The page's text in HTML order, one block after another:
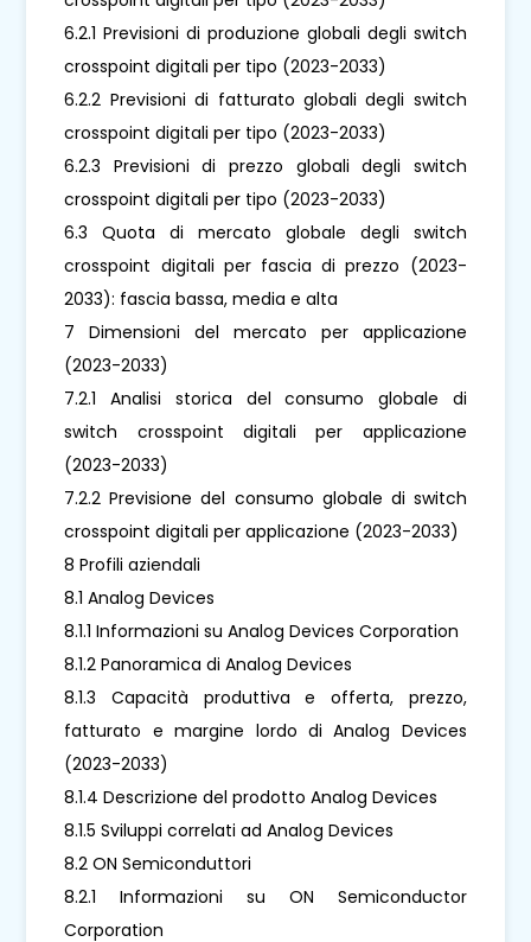
6.2.1 Previsioni di produzione globali degli switch
crosspoint digitali per tipo (2023-2033)
6.2.2 Previsioni di fatturato globali degli switch
crosspoint digitali per tipo (2023-2033)
6.2.3 Previsioni di prezzo globali degli switch
crosspoint digitali per tipo (2023-2033)
6.3 Quota di mercato globale degli switch
crosspoint digitali per fascia di prezzo (2023-
2033): fascia bassa, media e alta
7 Dimensioni del mercato per applicazione
(2023-2033)
7.2.1 Analisi storica del consumo globale di
switch crosspoint digitali per applicazione
(2023-2033)
7.2.2 Previsione del consumo globale di switch
crosspoint digitali per applicazione (2023-2033)
8 Profili aziendali
8.1 Analog Devices
8.1.1 Informazioni su Analog Devices Corporation
8.1.2 Panoramica di Analog Devices
8.1.3 Capacità produttiva e offerta, prezzo,
fatturato e margine lordo di Analog Devices
(2023-2033)
8.1.4 Descrizione del prodotto Analog Devices
8.1.5 Sviluppi correlati ad Analog Devices
8.2 ON Semiconduttori
8.2.1 Informazioni su ON Semiconductor
Corporation